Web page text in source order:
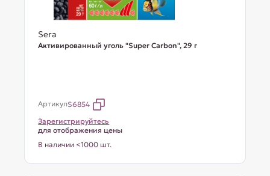
Sera
Активированный уголь "Super Carbon", 29 г
АртикулS6854
Зарегистрируйтесь
для отображения цены
В наличии <1000 шт.